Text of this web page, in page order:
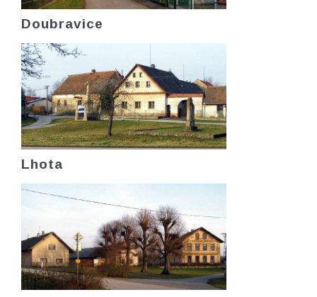
Doubravice
Lhota